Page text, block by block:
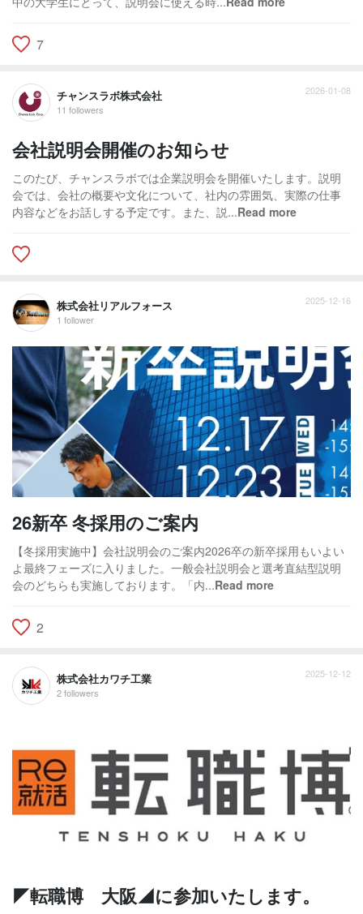
7
チャンスラボ株式会社
11 followers
2026-01-08
会社説明会開催のお知らせ
このたび、チャンスラボでは企業説明会を開催いたします。説明
会では、会社の概要や文化について、社内の雰囲気、実際の仕事
内容などをお話しする予定です。また、説...Read more
株式会社リアルフォース
1 follower
2025-12-16
26新卒 冬採用のご案内
【冬採用実施中】会社説明会のご案内2026卒の新卒採用もいよい
よ最終フェーズに入りました。一般会社説明会と選考直結型説明
会のどちらも実施しております。「内...Read more
2
株式会社カワチ工業
2 followers
2025-12-12
◤転職博 大阪◢に参加いたします。